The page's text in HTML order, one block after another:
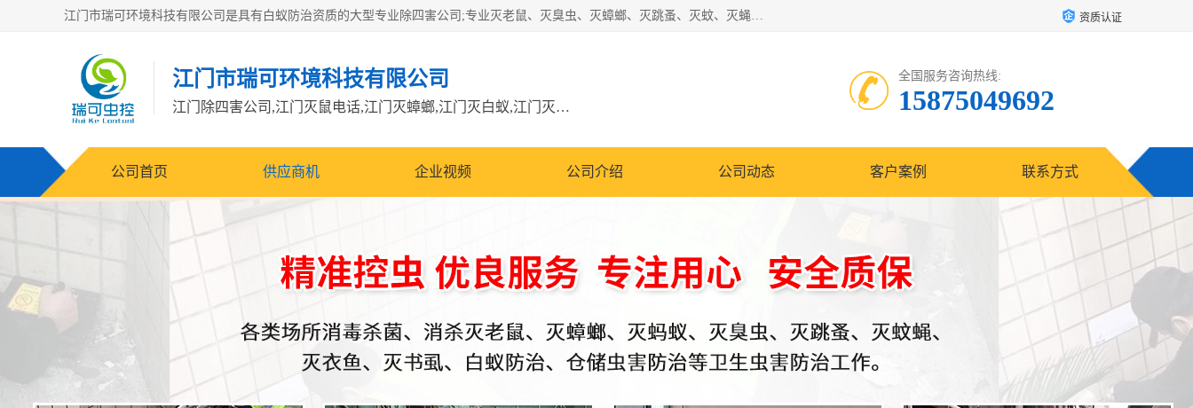
江门市瑞可环境科技有限公司是具有白蚁防治资质的大型专业除四害公司;专业灭老鼠、灭臭虫、灭蟑螂、灭跳蚤、灭蚊、灭蝇、灭白蚁、防蛇等各种害虫的防治。经过多年的努力，公司发展成为集PCO研究、生物制药、害虫防治于一体的专业杀虫灭鼠公司。 资质认证
江门市瑞可环境科技有限公司
江门除四害公司,江门灭鼠电话,江门灭蟑螂,江门灭白蚁,江门灭鼠江门
全国服务咨询热线:
15875049692
公司首页 供应商机 企业视频 公司介绍 公司动态 客户案例 联系方式